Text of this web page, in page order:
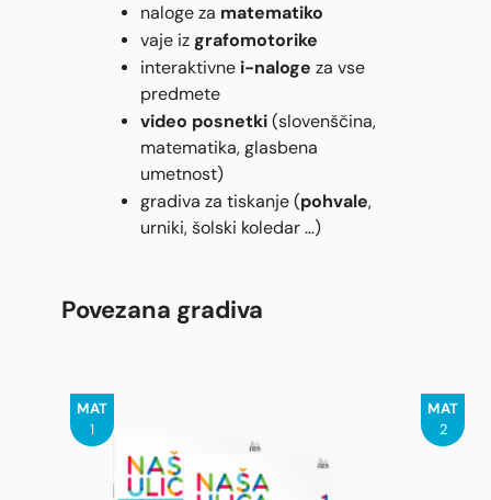
naloge za matematiko
vaje iz grafomotorike
interaktivne i-naloge za vse
predmete
video posnetki (slovenščina,
matematika, glasbena
umetnost)
gradiva za tiskanje (pohvale,
urniki, šolski koledar …)
Povezana gradiva
MAT
1
MAT
2